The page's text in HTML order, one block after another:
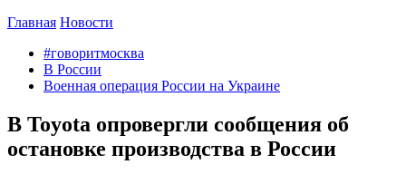
Главная Новости
#говоритмосква
В России
Военная операция России на Украине
В Toyota опровергли сообщения об
остановке производства в России